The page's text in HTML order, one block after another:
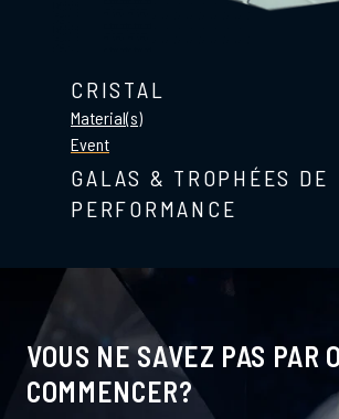
CRISTAL
Material(s)
Event
GALAS & TROPHÉES DE
PERFORMANCE
VOUS NE SAVEZ PAS PAR
COMMENCER?